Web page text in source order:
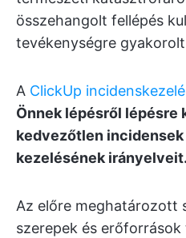
összehangolt fellépés
tevékenységre
A ClickUp
Önnek lépésről lépésre
kedvezőtlen
kezelésének irányelveit.
Az előre meghatározott
szerepek és